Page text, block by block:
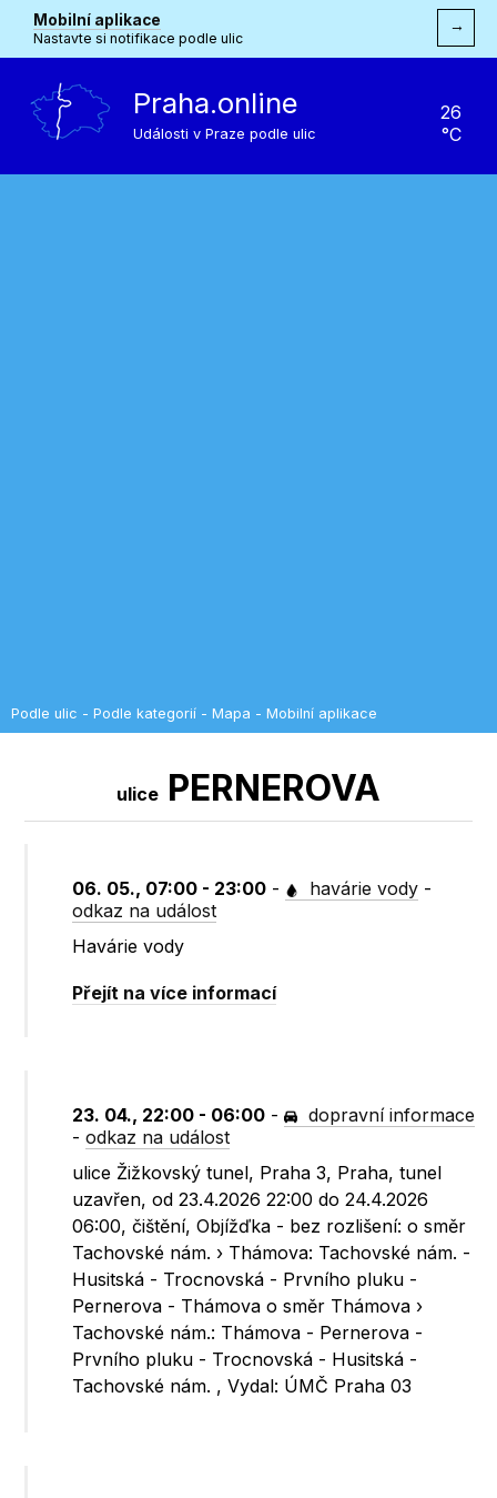
Mobilní aplikace
Nastavte si notifikace podle ulic
→
Praha.online
Události v Praze podle ulic
26
°C
Podle ulic - Podle kategorií - Mapa - Mobilní aplikace
ulice PERNEROVA
06. 05., 07:00 - 23:00 - havárie vody -
odkaz na událost
Havárie vody
Přejít na více informací
23. 04., 22:00 - 06:00 -
dopravní informace
-odkaz na událost
ulice Žižkovský tunel, Praha 3, Praha, tunel
uzavřen, od 23.4.2026 22:00 do 24.4.2026
06:00, čištění, Objížďka - bez rozlišení: o směr
Tachovské nám. › Thámova: Tachovské nám. -
Husitská - Trocnovská - Prvního pluku -
Pernerova - Thámova o směr Thámova ›
Tachovské nám.: Thámova - Pernerova -
Prvního pluku - Trocnovská - Husitská -
Tachovské nám. , Vydal: ÚMČ Praha 03